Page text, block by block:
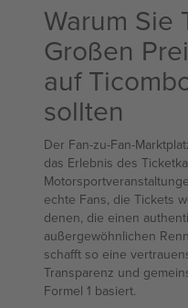
Warum Sie
Großen
auf
sollten
Der Fan-zu-Fan-
das Erlebnis des
echte Fans, die Tickets
denen, die einen
außergewöhnlichen
schafft so eine
Transparenz und
Formel 1 basiert.